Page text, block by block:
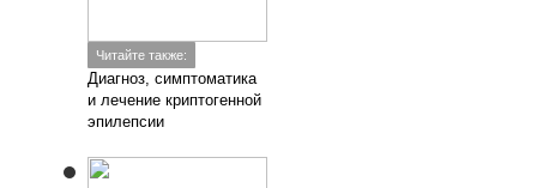
Читайте также:
Диагноз, симптоматика
и лечение криптогенной
эпилепсии